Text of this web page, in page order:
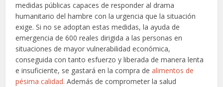
medidas públicas capaces de responder al drama
humanitario del hambre con la urgencia que la situación
exige. Si no se adoptan estas medidas, la ayuda de
emergencia de 600 reales dirigida a las personas en
situaciones de mayor vulnerabilidad económica,
conseguida con tanto esfuerzo y liberada de manera lenta
e insuficiente, se gastará en la compra dealimentos de
pésima calidad. Además de comprometer la salud